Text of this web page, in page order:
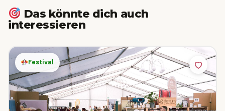
Das könnte dich auch
interessieren
Festival